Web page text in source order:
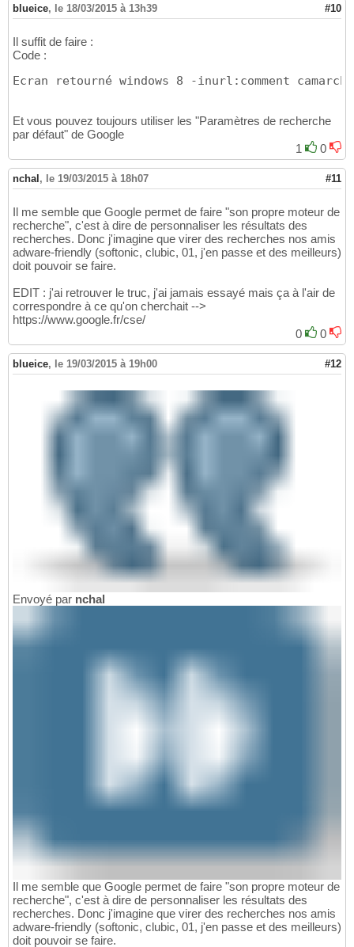
blueice, le 18/03/2015 à 13h39 #10
Il suffit de faire :
Code :
Ecran retourné windows 8 -inurl:comment
Et vous pouvez toujours utiliser les "Paramètres de recherche
par défaut" de Google
1
0
nchal , le 19/03/2015 à 18h07 #11
Il me semble que Google permet de faire "son propre moteur de
recherche", c'est à dire de personnaliser les résultats des
recherches. Donc j'imagine que virer des recherches nos amis
adware-friendly (softonic, clubic, 01, j'en passe et des meilleurs)
doit pouvoir se faire.
EDIT : j'ai retrouver le truc, j'ai jamais essayé mais ça à l'air de
correspondre à ce qu'on cherchait -->
https://www.google.fr/cse/
0
0
blueice, le 19/03/2015 à 19h00 #12
Envoyé par nchal
Il me semble que Google permet de faire "son propre moteur de
recherche", c'est à dire de personnaliser les résultats des
recherches. Donc j'imagine que virer des recherches nos amis
adware-friendly (softonic, clubic, 01, j'en passe et des meilleurs)
doit pouvoir se faire.